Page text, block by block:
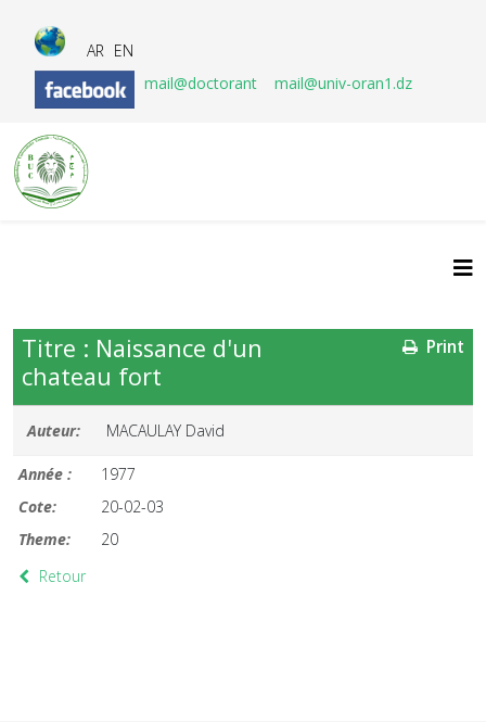
AR EN
mail@doctorant
mail@univ-oran1.dz
Print
Titre : Naissance d'un
chateau fort
Auteur: MACAULAY David
Année :
1977
Cote:
20-02-03
Theme:
20
Retour